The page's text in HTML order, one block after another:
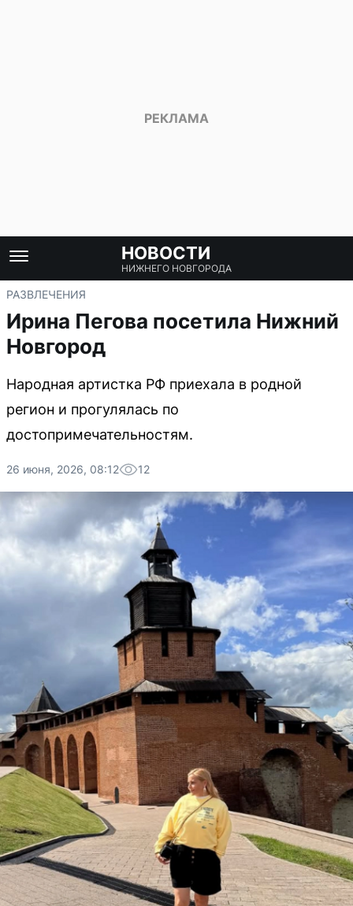
НОВОСТИ
НИЖНЕГО НОВГОРОДА
РАЗВЛЕЧЕНИЯ
Ирина Пегова посетила Нижний
Новгород
Народная артистка РФ приехала в родной
регион и прогулялась по
достопримечательностям.
26 июня, 2026, 08:12 12